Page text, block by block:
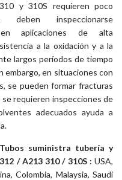
y 310S requieren poco
deben inspeccionarse
en aplicaciones de alta
a la oxidación y a la
largos períodos de tiempo
embargo, en situaciones con
se pueden formar fracturas
requieren inspecciones de
adecuados ayuda a
suministra tubería y
/ A213 310 / 310S : USA,
Colombia, Malaysia, Saudi